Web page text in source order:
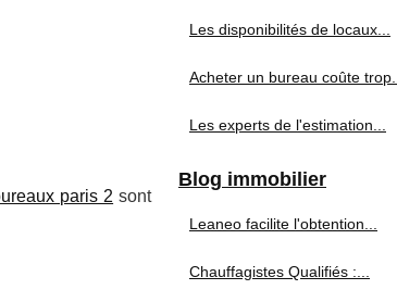
paris 2 sont
Les disponibilités de locaux...
Acheter un bureau coûte trop...
Les experts de l'estimation...
Blog immobilier
Leaneo facilite l'obtention...
Chauffagistes Qualifiés :...